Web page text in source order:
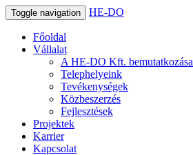
Toggle navigation HE-DO
Főoldal
Vállalat
A HE-DO Kft. bemutatkozása
Telephelyeink
Tevékenységek
Közbeszerzés
Fejlesztések
Projektek
Karrier
Kapcsolat